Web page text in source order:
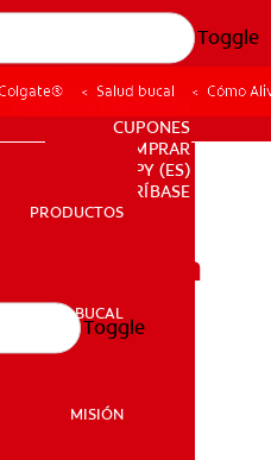
Toggle
PRODUCTOS
SALUD BUCAL
PARA PROFESIONALES
CUPONES
DONDE COMPRAR
PY (ES)
SUSCRÍBASE
PRODUCTOS
SALUD BUCAL
MISIÓN
Toggle
Salud bucal Cómo
Boca y La